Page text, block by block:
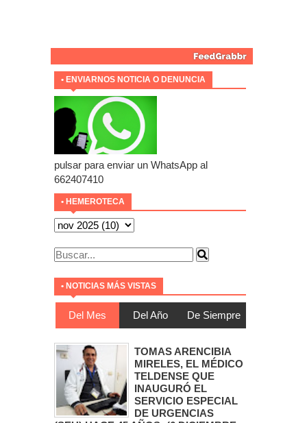
• ENVIARNOS NOTICIA O DENUNCIA
pulsar para enviar un WhatsApp al
662407410
• HEMEROTECA
• NOTICIAS MÁS VISTAS
Del Mes Del Año De Siempre
TOMAS ARENCIBIA
MIRELES, EL MÉDICO
TELDENSE QUE
INAUGURÓ EL
SERVICIO ESPECIAL
DE URGENCIAS